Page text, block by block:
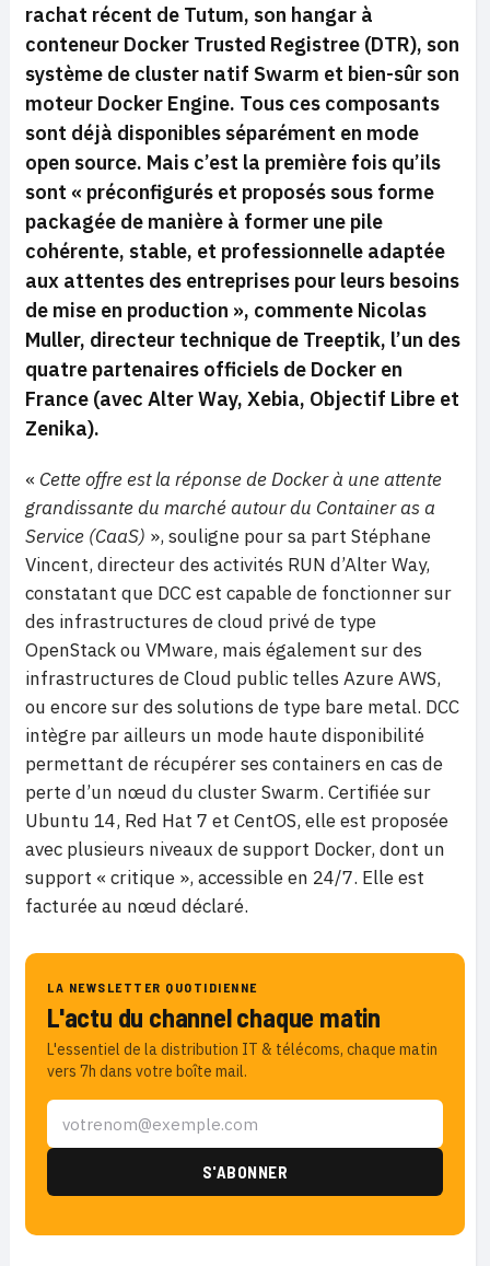
rachat récent de Tutum, son hangar à
conteneur Docker Trusted Registree (DTR), son
système de cluster natif Swarm et bien-sûr son
moteur Docker Engine. Tous ces composants
sont déjà disponibles séparément en mode
open source. Mais c’est la première fois qu’ils
sont « préconfigurés et proposés sous forme
packagée de manière à former une pile
cohérente, stable, et professionnelle adaptée
aux attentes des entreprises pour leurs besoins
de mise en production », commente Nicolas
Muller, directeur technique de Treeptik, l’un des
quatre partenaires officiels de Docker en
France (avec Alter Way, Xebia, Objectif Libre et
Zenika).
« Cette offre est la réponse de Docker à une attente
grandissante du marché autour du Container as a
Service (CaaS) », souligne pour sa part Stéphane
Vincent, directeur des activités RUN d’Alter Way,
constatant que DCC est capable de fonctionner sur
des infrastructures de cloud privé de type
OpenStack ou VMware, mais également sur des
infrastructures de Cloud public telles Azure AWS,
ou encore sur des solutions de type bare metal. DCC
intègre par ailleurs un mode haute disponibilité
permettant de récupérer ses containers en cas de
perte d’un nœud du cluster Swarm. Certifiée sur
Ubuntu 14, Red Hat 7 et CentOS, elle est proposée
avec plusieurs niveaux de support Docker, dont un
support « critique », accessible en 24/7. Elle est
facturée au nœud déclaré.
LA NEWSLETTER QUOTIDIENNE
L'actu du channel chaque matin
L'essentiel de la distribution IT & télécoms, chaque matin
vers 7h dans votre boîte mail.